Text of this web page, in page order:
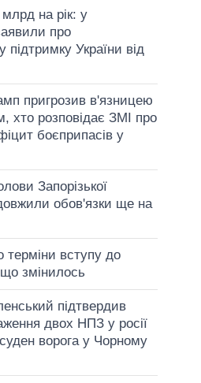
на рік: у
про
підтримку України від
пригрозив в'язницею
хто розповідає ЗМІ про
боєприпасів у
Запорізької
обов'язки ще на
вступу до
змінилось
підтвердив
двох НПЗ у росії
ворога у Чорному